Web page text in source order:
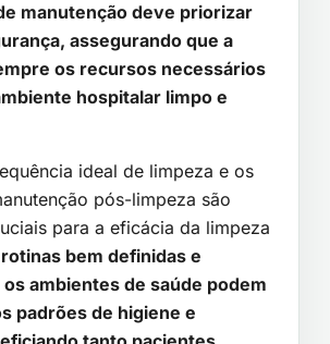
manutenção deve priorizar
assegurando que a
os recursos necessários
hospitalar limpo e
ideal de limpeza e os
pós-limpeza são
para a eficácia da limpeza
bem definidas e
ambientes de saúde podem
padrões de higiene e